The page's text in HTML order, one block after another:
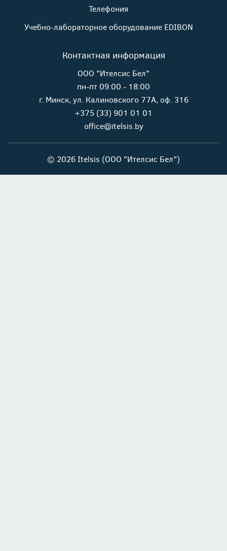
Телефония
Учебно-лабораторное оборудование EDIBON
Контактная информация
ООО "Ителсис Бел"
пн-пт 09:00 - 18:00
г. Минск, ул. Калиновского 77А, оф. 316
+375 (33) 901 01 01
office@itelsis.by
© 2026 Itelsis (ООО "Ителсис Бел")